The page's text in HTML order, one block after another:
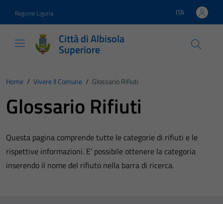
Regione Liguria Lingua attiva:
ITA
Città di Albisola
Superiore
Home / Vivere Il Comune / Glossario Rifiuti
Glossario Rifiuti
Questa pagina comprende tutte le categorie di rifiuti e le
rispettive informazioni. E' possibile ottenere la categoria
inserendo il nome del rifiuto nella barra di ricerca.